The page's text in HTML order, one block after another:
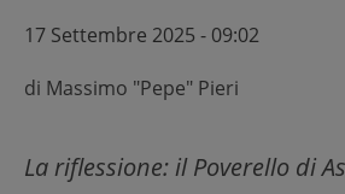
17 Settembre 2025 - 09:02
di Massimo "Pepe" Pieri
La riflessione: il Poverello di